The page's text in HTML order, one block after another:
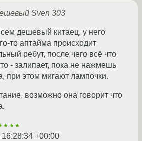
Sven 303
дешевый китаец, у него
то аптайма происходит
ребут, после чего всё что
- залипает, пока не нажмешь
при этом мигают лампочки.
возможно она говорит что
+00:00